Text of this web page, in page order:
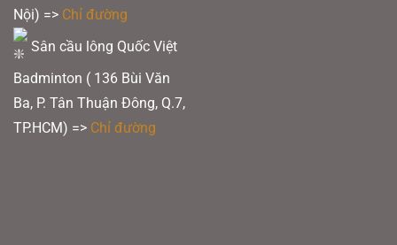
Nội) => Chỉ đường
Sân cầu lông Quốc Việt
Badminton ( 136 Bùi Văn
Ba, P. Tân Thuận Đông, Q.7,
TP.HCM) => Chỉ đường